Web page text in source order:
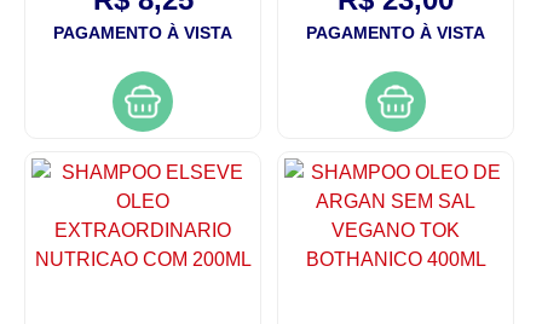
PAGAMENTO À VISTA PAGAMENTO À VISTA